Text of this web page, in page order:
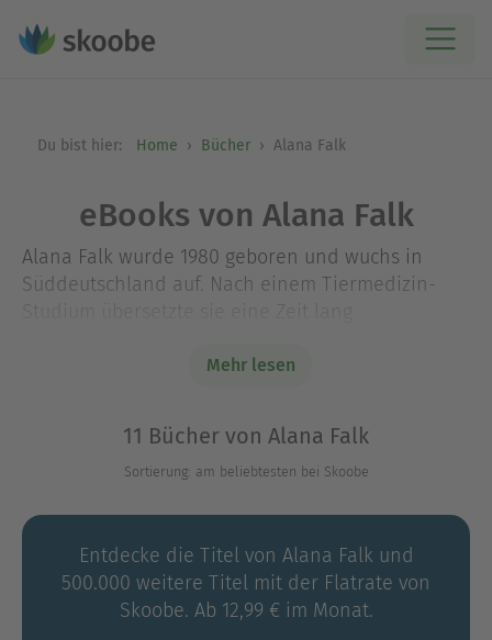
Du bist hier: Home Bücher Alana Falk
eBooks von Alana Falk
Alana Falk wurde 1980 geboren und wuchs in
Süddeutschland auf. Nach einem Tiermedizin-
dem Schreiben widmete. 2014 erschien der erste
"Seelenmagie", der innerhalb weniger Tage zum
E-Book-Bestseller wurde und auf der Shortlist für
den Lovelybooks-Leserpreis stand. Alana Falk lebt
Mehr Info unter www.alanafalk.net
Foto © Erol Gurian
Mehr lesen
11 Bücher von Alana Falk
Sortierung: am beliebtesten bei Skoobe
Entdecke die Titel von Alana Falk und
500.000 weitere Titel mit der Flatrate von
Skoobe. Ab 12,99 € im Monat.